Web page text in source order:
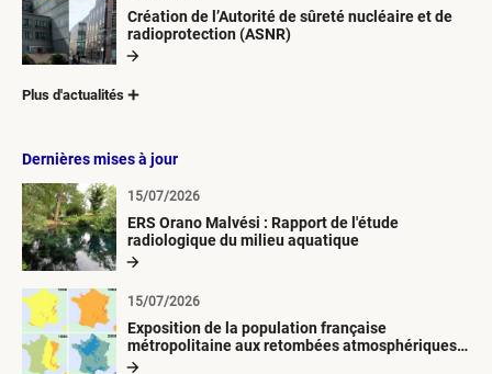
Création de l’Autorité de sûreté nucléaire et de
radioprotection (ASNR)
Plus d'actualités
Dernières mises à jour
ERS Orano Malvési : Rapport de l'étude
radiologique du milieu aquatique
15/07/2026
Exposition de la population française
métropolitaine aux retombées atmosphériques
radioactives depuis 1945
15/07/2026